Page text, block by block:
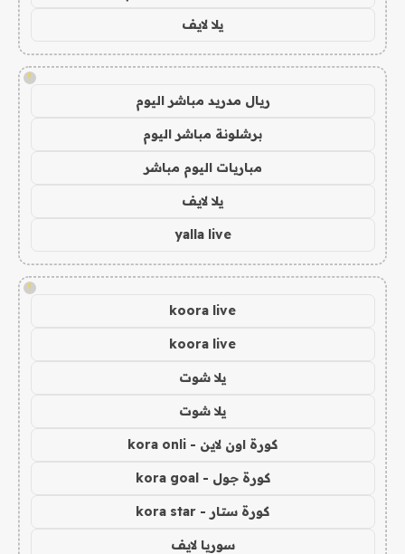
يلا لايف
!
ريال مدريد مباشر اليوم
برشلونة مباشر اليوم
مباريات اليوم مباشر
يلا لايف
yalla live
!
koora live
koora live
يلا شوت
يلا شوت
كورة اون لاين - kora onli
كورة جول - kora goal
كورة ستار - kora star
سوريا لايف